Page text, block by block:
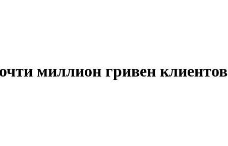
миллион гривен клиентов